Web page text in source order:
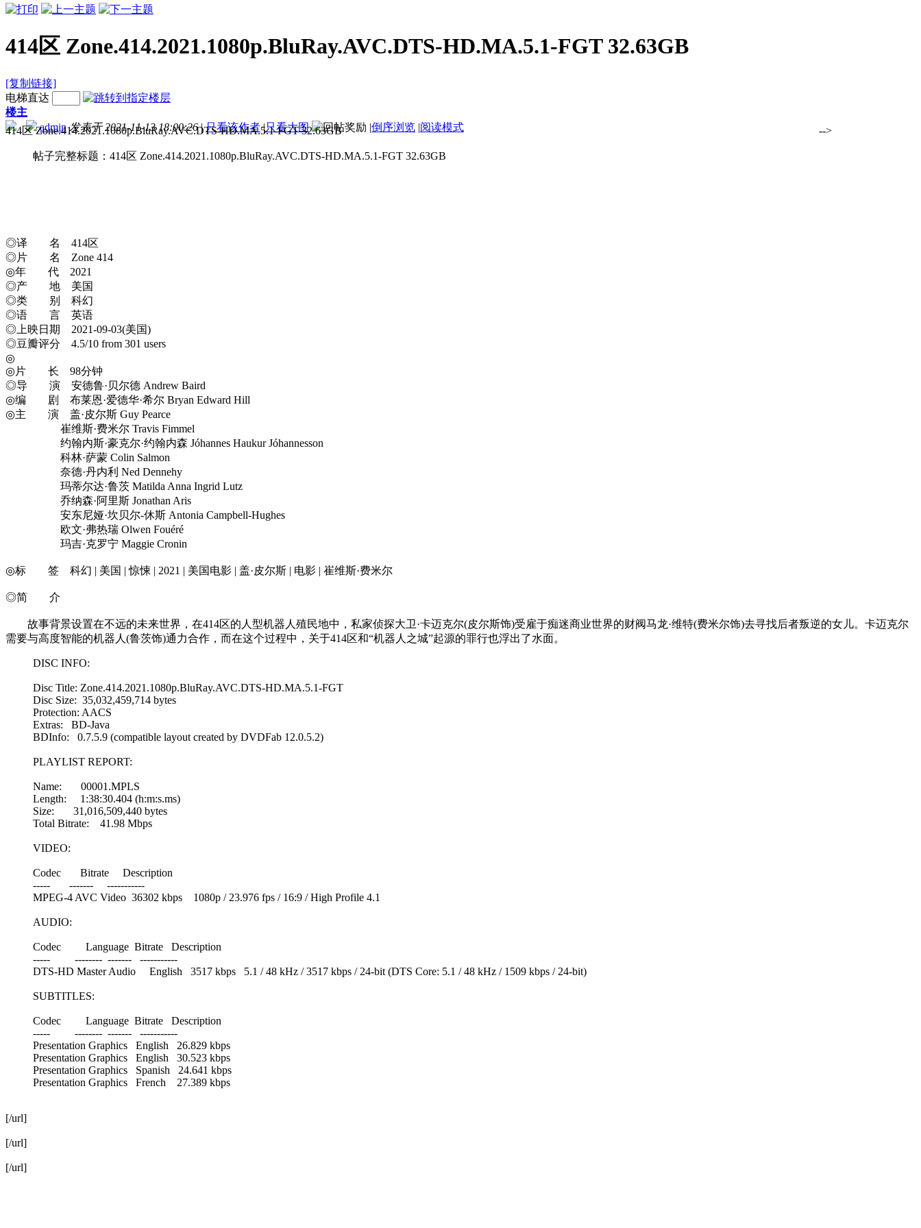
414区 Zone.414.2021.1080p.BluRay.AVC.DTS-HD.MA.5.1-FGT 32.63GB
[复制链接]
电梯直达
楼主
admin 发表于 2021-11-13 18:00:26 | 只看该作者 |只看大图 |倒序浏览 |阅读模式
414区 Zone.414.2021.1080p.BluRay.AVC.DTS-HD.MA.5.1-FGT 32.63GB -->
帖子完整标题：414区 Zone.414.2021.1080p.BluRay.AVC.DTS-HD.MA.5.1-FGT 32.63GB
◎译 名 414区
◎片 名 Zone 414
◎年 代 2021
◎产 地 美国
◎类 别 科幻
◎语 言 英语
◎上映日期 2021-09-03(美国)
◎豆瓣评分 4.5/10 from 301 users
◎
◎片 长 98分钟
◎导 演 安德鲁·贝尔德 Andrew Baird
◎编 剧 布莱恩·爱德华·希尔 Bryan Edward Hill
◎主 演 盖·皮尔斯 Guy Pearce
崔维斯·费米尔 Travis Fimmel
约翰内斯·豪克尔·约翰内森 Jóhannes Haukur Jóhannesson
科林·萨蒙 Colin Salmon
奈德·丹内利 Ned Dennehy
玛蒂尔达·鲁茨 Matilda Anna Ingrid Lutz
乔纳森·阿里斯 Jonathan Aris
安东尼娅·坎贝尔-休斯 Antonia Campbell-Hughes
欧文·弗热瑞 Olwen Fouéré
玛吉·克罗宁 Maggie Cronin
◎标 签 科幻 | 美国 | 惊悚 | 2021 | 美国电影 | 盖·皮尔斯 | 电影 | 崔维斯·费米尔
◎简 介
故事背景设置在不远的未来世界，在414区的人型机器人殖民地中，私家侦探大卫·卡迈克尔(皮尔斯饰)受雇于痴迷商业世界的财阀马龙·维特(费米尔饰)去寻找后者叛逆的女儿。卡迈克尔
需要与高度智能的机器人(鲁茨饰)通力合作，而在这个过程中，关于414区和“机器人之城”起源的罪行也浮出了水面。
DISC INFO:
Disc Title: Zone.414.2021.1080p.BluRay.AVC.DTS-HD.MA.5.1-FGT
Disc Size: 35,032,459,714 bytes
Protection: AACS
Extras: BD-Java
BDInfo: 0.7.5.9 (compatible layout created by DVDFab 12.0.5.2)
PLAYLIST REPORT:
Name: 00001.MPLS
Length: 1:38:30.404 (h:m:s.ms)
Size: 31,016,509,440 bytes
Total Bitrate: 41.98 Mbps
VIDEO:
Codec Bitrate Description
----- ------- -----------
MPEG-4 AVC Video 36302 kbps 1080p / 23.976 fps / 16:9 / High Profile 4.1
AUDIO:
Codec Language Bitrate Description
----- -------- ------- -----------
DTS-HD Master Audio English 3517 kbps 5.1 / 48 kHz / 3517 kbps / 24-bit (DTS Core: 5.1 / 48 kHz / 1509 kbps / 24-bit)
SUBTITLES:
Codec Language Bitrate Description
----- -------- ------- -----------
Presentation Graphics English 26.829 kbps
Presentation Graphics English 30.523 kbps
Presentation Graphics Spanish 24.641 kbps
Presentation Graphics French 27.389 kbps
[/url]
[/url]
[/url]